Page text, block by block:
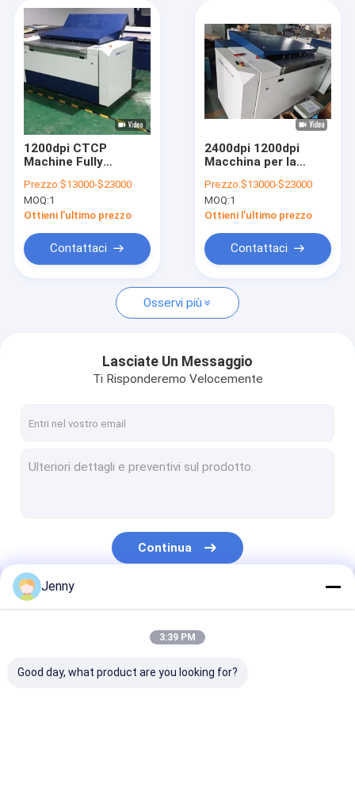
Prodotti
Manifestazione di VR
Circa noi
Giro della fabbrica
Contatto Stati Uniti
Notizie
Richieda una citazione
Macchina di fabbricazione di piatto di PCT
macchina CTP termica
Clichè di Processless
Piatto di doppio strato PCT
1200dpi CTCP
Machine Fully
Printing Plate Making
Machine
Prezzo:$13000-$23000
MOQ:1
Ottieni l'ultimo prezzo
Contattaci
2400dpi 1200dpi
Macchina per la
lastre offset CTP
2.3KW
Prezzo:$13000-$23000
MOQ:1
Ottieni l'ultimo prezzo
Contattaci
Osservi più
Lasciate Un Messaggio
Ti Risponderemo Velocemente
Continua
Le Nostre Categorie
Jenny
3:39 PM
Good day, what product are you looking for?